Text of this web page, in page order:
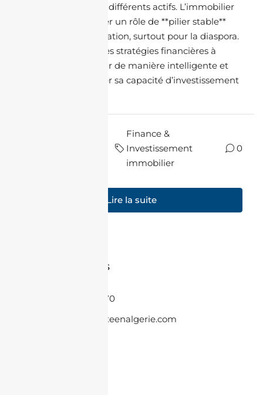
investissements sur différents actifs. L’immobilier
en Algérie peut jouer un rôle de **pilier stable**
dans cette diversification, surtout pour la diaspora.
Cet article explore les stratégies financières à
adopter pour investir de manière intelligente et
sécurisée. 1. Identifier sa capacité d’investissement
Finance &
Investissement
immobilier
0
Lire la suite
Contactez-nous
+33 6 86 08 55 70
contact@jacheteenalgerie.com